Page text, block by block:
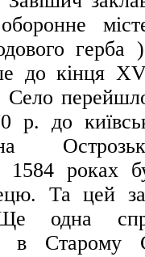
герба
до кінця
Село
р. до
роках
Та цей
одна
в Старому